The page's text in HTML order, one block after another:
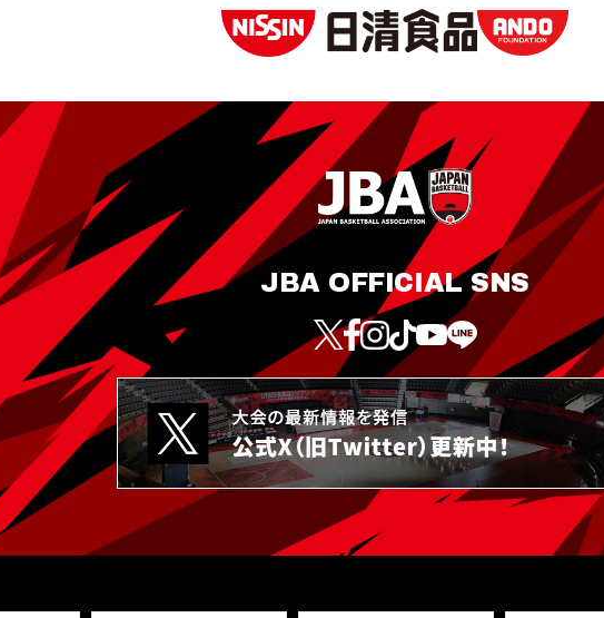
JBA OFFICIAL SNS